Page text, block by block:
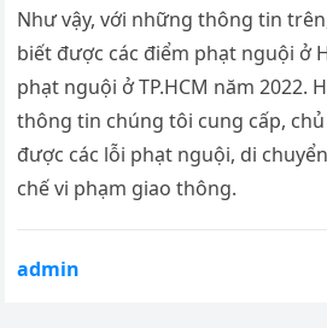
Như vậy, với những thông tin
biết được các điểm phạt nguội ở
phạt nguội ở TP.HCM năm 2022.
thông tin chúng tôi cung cấp,
được các lỗi phạt nguội, di
chế vi phạm giao thông.
admin